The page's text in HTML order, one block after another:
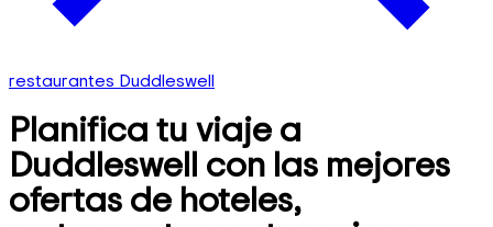
restaurantes Duddleswell
Planifica tu viaje a
Duddleswell con las mejores
ofertas de hoteles,